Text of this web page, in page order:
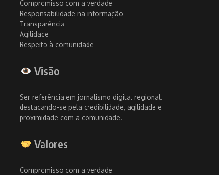
Compromisso com a verdade
Responsabilidade na informação
Transparência
Agilidade
Respeito à comunidade
Visão
Ser referência em jornalismo digital regional,
destacando-se pela credibilidade, agilidade e
proximidade com a comunidade.
Valores
Compromisso com a verdade